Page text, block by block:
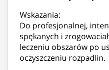
Wskazania:
Do profesjonalnej,
spękanych i
leczeniu obszarów po
oczyszczeniu rozpadlin.